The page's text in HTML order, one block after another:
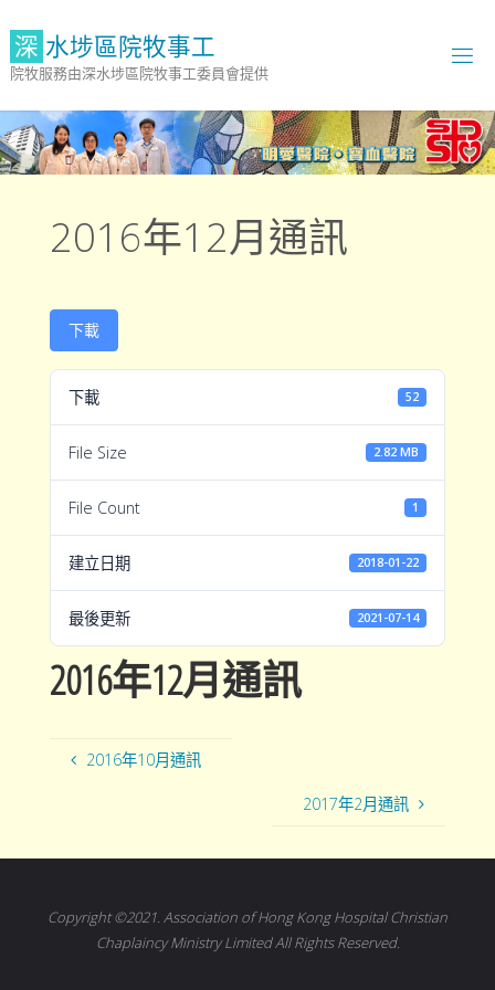
content
深 水埗區院牧事工
院牧服務由深水埗區院牧事工委員會提供
2016年12月通訊
下載
下載 52
File Size 2.82 MB
File Count 1
建立日期 2018-01-22
最後更新 2021-07-14
2016年12月通訊
2016年10月通訊
2017年2月通訊
Copyright ©2021. Association of Hong Kong Hospital Christian
Chaplaincy Ministry Limited All Rights Reserved.